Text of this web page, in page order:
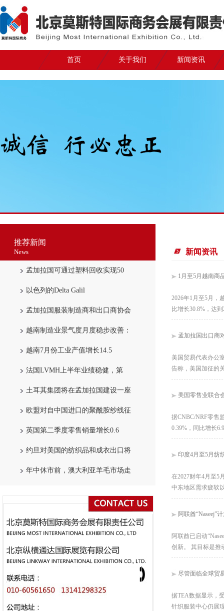
首页 关于我们 新闻资讯
推荐新闻
News
孟加拉国可通过塑料回收实现50
以色列的Delta Galil
孟加拉国服装制造商和出口商协会
越南制造业景气度月度稳步改善：
越南7月份工业产值增长14.5
法国LVMH上半年业绩稳健，第
土耳其集团将在孟加拉国建设一座
欧盟对自中国进口的聚酰胺纱线征
英国第二季度零售销量增长0.6
约旦对美国的纺织品和成衣出口将
年中休市前，澳大利亚羊毛市场走
新闻资讯
1月至5月越南商
2026年1月至5月，
比增长30.8%，达
孟加拉国出口商
美国贸易代表办公
告称，美国加征的
美国零售业联合
据CNBC/NRF零售
0.39%，同比增长
印度4月至5月纺
在2027财年4月至5
中东地区需求疲软
阿联酋“Naseej”
阿联酋已启动
创新。 其目标是推
尽管面临全球贸
据TEA数据显示，
针织服装中心仍展